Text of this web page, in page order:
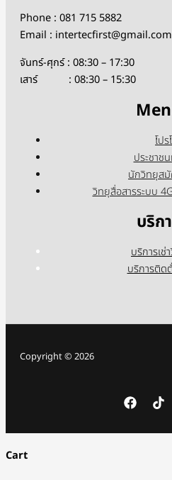
Phone : 081 715 5882
Email : intertecfirst@gmail.com
จันทร์-ศุกร์ : 08:30 – 17:30
เสาร์ : 08:30 – 15:30
โป
ประชาช
นักวิทยุสมั
วิทยุสื่อสารระบบ
บริก
บริการเช่
บริการติด
Copyright © 2026
Cart